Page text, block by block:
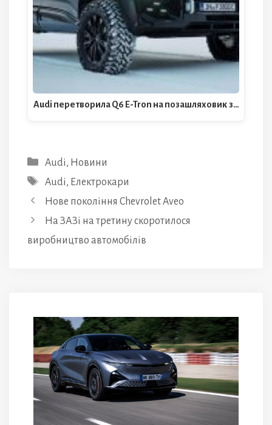
Audi перетворила Q6 E-Tron на позашляховик з…
Категорії
Audi, Новини
Позначки
Audi, Електрокари
Нове покоління Chevrolet Aveo
На ЗАЗі на третину скоротилося
виробництво автомобілів